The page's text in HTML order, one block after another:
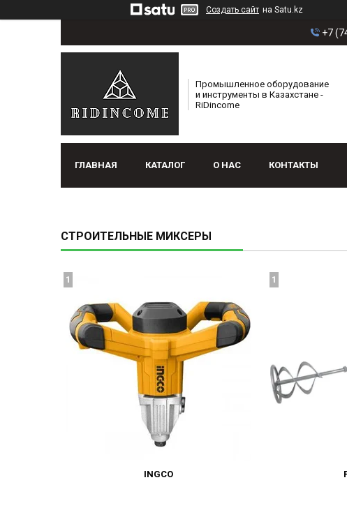
Создать сайт на Satu.kz
+7
Промышленное оборудование
и инструменты в Казахстане -
RiDincome
ГЛАВНАЯ КАТАЛОГ О НАС КОНТАКТЫ
СТРОИТЕЛЬНЫЕ МИКСЕРЫ
INGCO
1 1